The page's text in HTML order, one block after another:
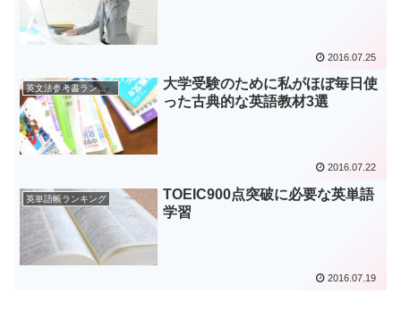
2016.07.25
英文法参考書ランキング
大学受験のために私がほぼ毎日使
った古典的な英語教材3選
2016.07.22
英単語帳ランキング
TOEIC900点突破に必要な英単語
学習
2016.07.19